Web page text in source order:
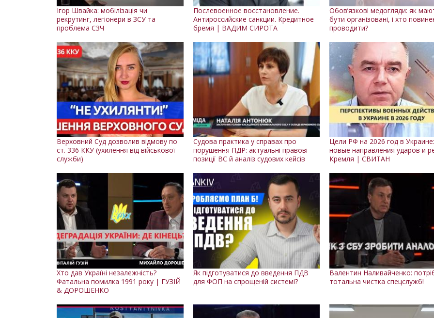
Ігор Швайка: мобілізація чи
рекрутинг, легіонери в ЗСУ та
проблема СЗЧ
Послевоенное восстановление.
Антироссийские санкции. Кредитное
бремя | ВАДИМ СИРОТА
Обовʼязкові медогляди: як
бути організовані, і хто
проводити?
Верховний Суд дозволив відмову по
ст. 336 ККУ (ухилення від військової
служби)
Судова практика у справах про
порушення ПДР: актуальні правові
позиції ВС й аналіз судових кейсів
Цели РФ на 2026 год в
новые направления ударов и
Кремля | СВИТАН
Хто дав Україні незалежність?
Фатальна помилка 1991 року | ГУЗІЙ
& ДОРОШЕНКО
Як підготуватися до введення ПДВ
для ФОП на спрощеній системі?
Валентин Наливайченко:
тотальна чистка спецслужб!